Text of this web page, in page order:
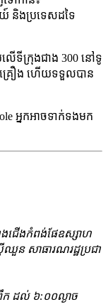
យ៍ និងប្រទេសដទៃ
ើទីក្រុងជាង 300 នៅទូ
រឿង ហើយទទួលបាន
អ្នកអាចទាក់ទងមក
ងជើងកំពង់ផែឧស្សាហ
ឈួន សាធារណរដ្ឋប្រជា
ក ដល់ ៦:០០ល្ងាច